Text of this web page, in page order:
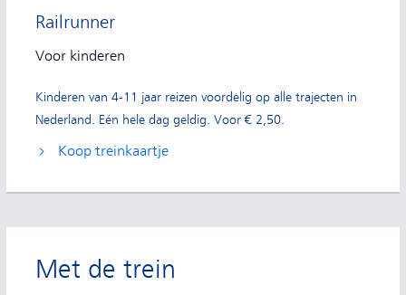
Railrunner
Voor kinderen
Kinderen van 4-11 jaar reizen voordelig op alle trajecten in
Nederland. Eén hele dag geldig. Voor € 2,50.
Koop treinkaartje
Met de trein